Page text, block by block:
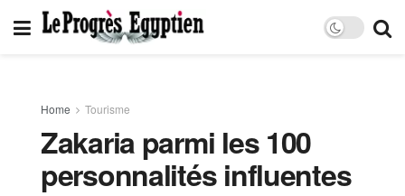
Home Tourisme
Zakaria parmi les 100
personnalités influentes